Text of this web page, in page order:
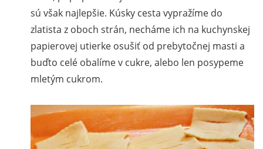
sú však najlepšie. Kúsky cesta vypražíme do
zlatista z oboch strán, necháme ich na kuchynskej
papierovej utierke osušiť od prebytočnej masti a
buďto celé obalíme v cukre, alebo len posypeme
mletým cukrom.